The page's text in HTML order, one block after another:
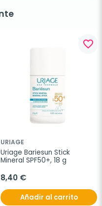
favorite_border
URIAGE
Uriage Bariesun Stick
Mineral SPF50+, 18 g
8,40 €
Añadir al carrito